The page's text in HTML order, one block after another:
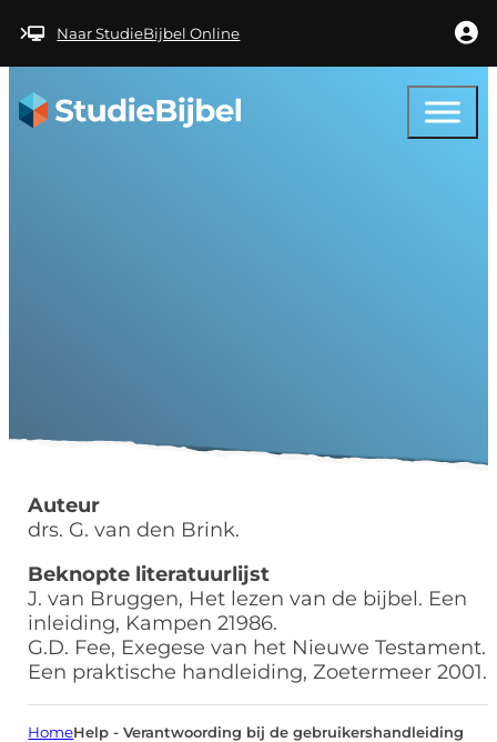
Naar StudieBijbel Online
Auteur
drs. G. van den Brink.
Beknopte literatuurlijst
J. van Bruggen, Het lezen van de bijbel. Een
inleiding, Kampen 21986.
G.D. Fee, Exegese van het Nieuwe Testament.
Een praktische handleiding, Zoetermeer 2001.
HomeHelp - Verantwoording bij de gebruikershandleiding